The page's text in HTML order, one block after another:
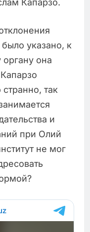
Капарзо.
указано, к
она
так
и
при Олий
не мог